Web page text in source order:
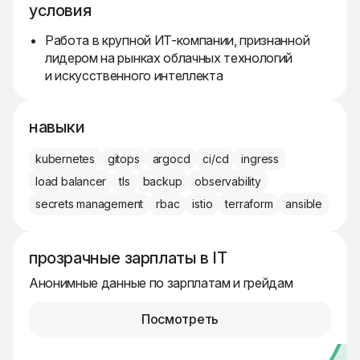
условия
Работа в крупной ИТ-компании, признанной
лидером на рынках облачных технологий
и искусственного интеллекта
навыки
kubernetes gitops argocd ci/cd
ingress
load balancer
tls backup
observability
secrets management
rbac istio terraform ansible
прозрачные зарплаты в IT
Анонимные данные по зарплатам и грейдам
Посмотреть